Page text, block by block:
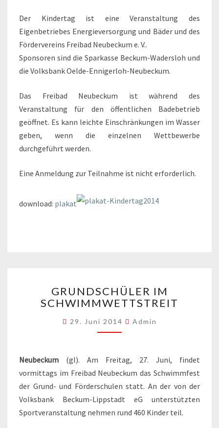
Der Kindertag ist eine Veranstaltung des
Eigenbetriebes Energieversorgung und Bäder und des
Fördervereins Freibad Neubeckum e. V..
Sponsoren sind die Sparkasse Beckum-Wadersloh und
die Volksbank Oelde-Ennigerloh-Neubeckum.
Das Freibad Neubeckum ist während des
Veranstaltung für den öffentlichen Badebetrieb
geöffnet. Es kann leichte Einschränkungen im Wasser
geben, wenn die einzelnen Wettbewerbe
durchgeführt werden.
Eine Anmeldung zur Teilnahme ist nicht erforderlich.
download: plakat
IM
SCHWIMMWETTSTREIT
GRUNDSCHÜLER IM
SCHWIMMWETTSTREIT
29. Juni 2014 Admin
Neubeckum (gl). Am Freitag, 27. Juni, findet
vormittags im Freibad Neubeckum das Schwimmfest
der Grund- und Förderschulen statt. An der von der
Volksbank Beckum-Lippstadt eG unterstützten
Sportveranstaltung nehmen rund 460 Kinder teil.